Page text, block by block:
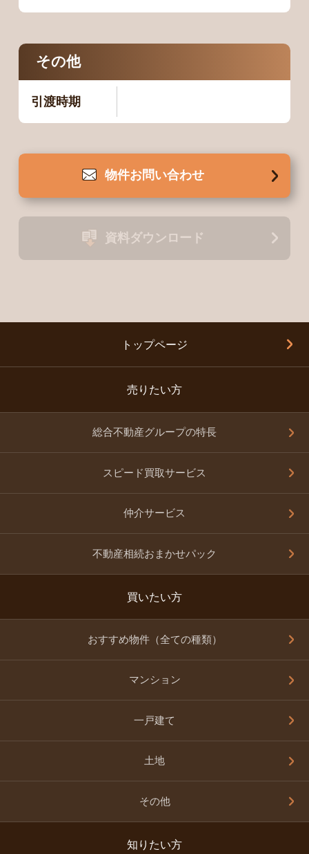
その他
引渡時期
物件お問い合わせ
資料ダウンロード
トップページ
売りたい方
総合不動産グループの特長
スピード買取サービス
仲介サービス
不動産相続おまかせパック
買いたい方
おすすめ物件（全ての種類）
マンション
一戸建て
土地
その他
知りたい方